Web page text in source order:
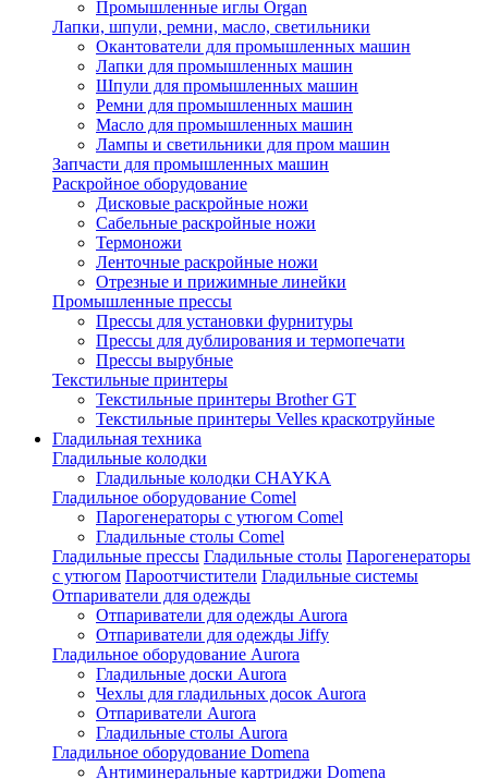
Промышленные иглы Organ
Лапки, шпули, ремни, масло, светильники
Окантователи для промышленных машин
Лапки для промышленных машин
Шпули для промышленных машин
Ремни для промышленных машин
Масло для промышленных машин
Лампы и светильники для пром машин
Запчасти для промышленных машин
Раскройное оборудование
Дисковые раскройные ножи
Сабельные раскройные ножи
Термоножи
Ленточные раскройные ножи
Отрезные и прижимные линейки
Промышленные прессы
Прессы для установки фурнитуры
Прессы для дублирования и термопечати
Прессы вырубные
Текстильные принтеры
Текстильные принтеры Brother GT
Текстильные принтеры Velles краскотруйные
Гладильная техника
Гладильные колодки
Гладильные колодки CHAYKA
Гладильное оборудование Comel
Парогенераторы с утюгом Comel
Гладильные столы Comel
Гладильные прессы Гладильные столы Парогенераторы
с утюгом Пароотчистители Гладильные системы
Отпариватели для одежды
Отпариватели для одежды Aurora
Отпариватели для одежды Jiffy
Гладильное оборудование Aurora
Гладильные доски Aurora
Чехлы для гладильных досок Aurora
Отпариватели Aurora
Гладильные столы Aurora
Гладильное оборудование Domena
Антиминеральные картриджи Domena